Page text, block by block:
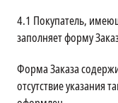
4.1 Покупатель,
заполняет форму
Форма Заказа
отсутствие указания